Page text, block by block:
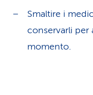
Smaltire i
conservarli per
momento.